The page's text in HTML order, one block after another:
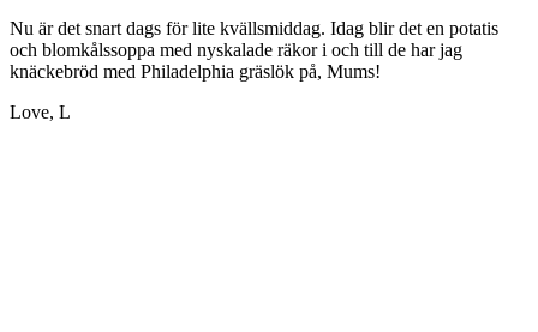
Nu är det snart dags för lite kvällsmiddag. Idag blir det en potatis
och blomkålssoppa med nyskalade räkor i och till de har jag
knäckebröd med Philadelphia gräslök på, Mums!
Love, L